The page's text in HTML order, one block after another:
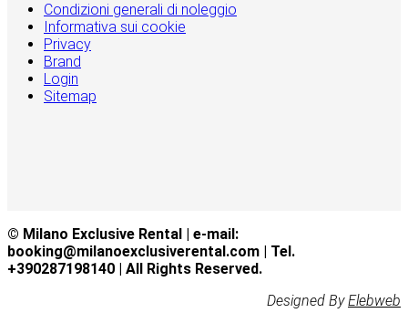
Condizioni generali di noleggio
Informativa sui cookie
Privacy
Brand
Login
Sitemap
© Milano Exclusive Rental | e-mail:
booking@milanoexclusiverental.com | Tel.
+390287198140 | All Rights Reserved.
Designed ByElebweb